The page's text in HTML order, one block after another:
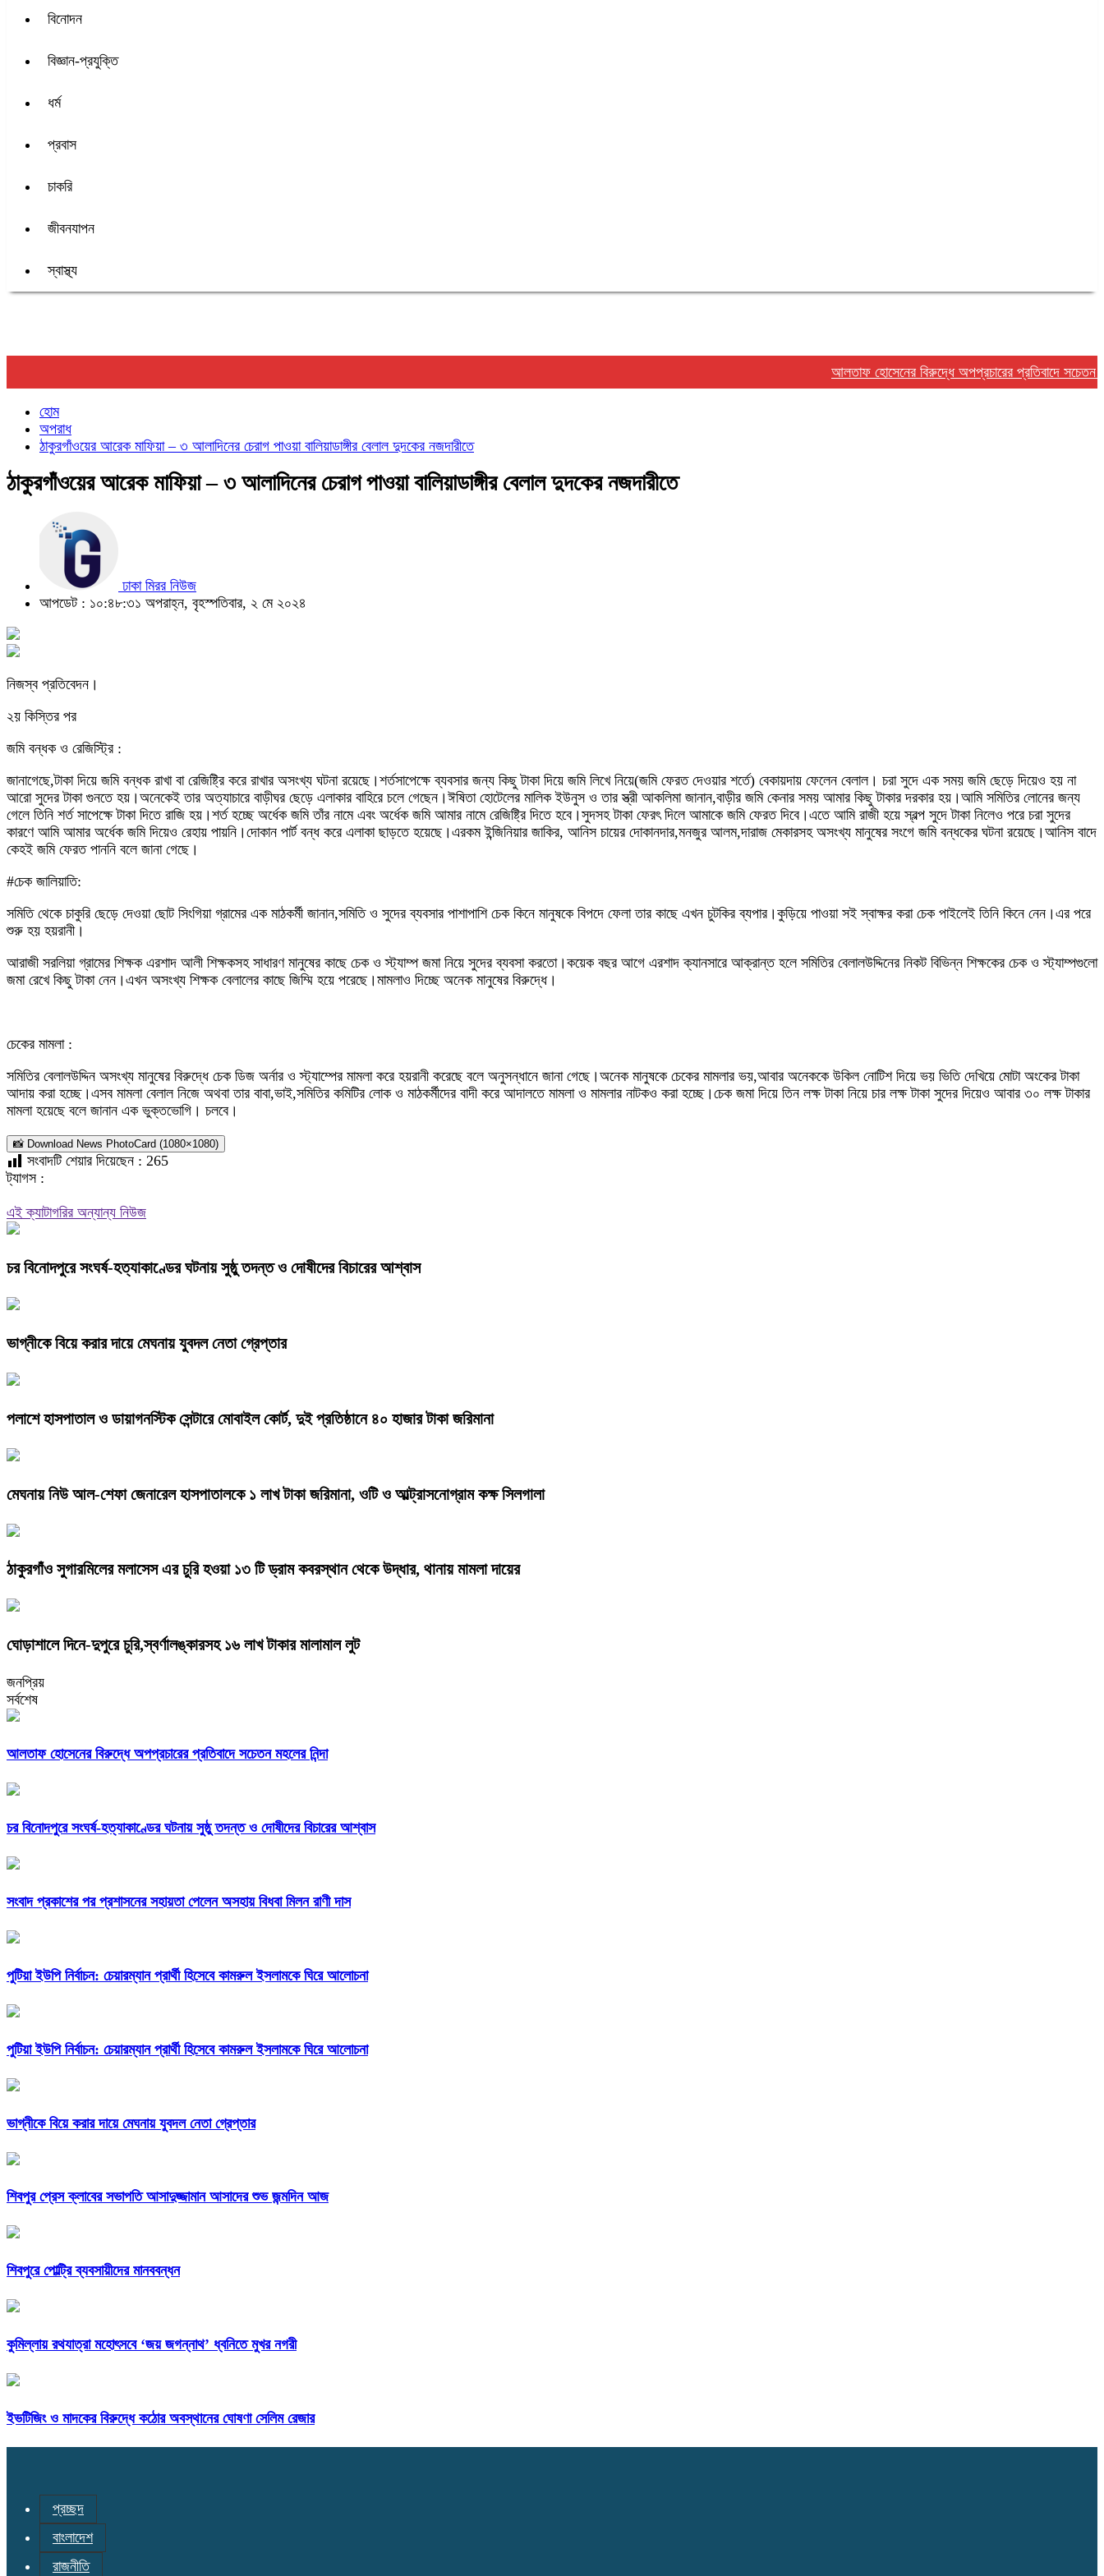
বিনোদন
বিজ্ঞান-প্রযুক্তি
ধর্ম
প্রবাস
চাকরি
জীবনযাপন
স্বাস্থ্য
আলতাফ হোসেনের বিরুদ্ধে অপপ্রচারের প্রতিবাদে সচেতন মহলের
হোম
অপরাধ
ঠাকুরগাঁওয়ের আরেক মাফিয়া – ৩ আলাদিনের চেরাগ পাওয়া বালিয়াডাঙ্গীর বেলাল দুদকের নজদারীতে
ঠাকুরগাঁওয়ের আরেক মাফিয়া – ৩ আলাদিনের চেরাগ পাওয়া বালিয়াডাঙ্গীর বেলাল দুদকের নজদারীতে
ঢাকা মিরর নিউজ
আপডেট : ১০:৪৮:৩১ অপরাহ্ন, বৃহস্পতিবার, ২ মে ২০২৪
নিজস্ব প্রতিবেদন।
২য় কিস্তির পর
জমি বন্ধক ও রেজিস্ট্রি :
জানাগেছে,টাকা দিয়ে জমি বন্ধক রাখা বা রেজিষ্ট্রি করে রাখার অসংখ্য ঘটনা রয়েছে।শর্তসাপেক্ষে ব্যবসার জন্য কিছু টাকা দিয়ে জমি লিখে নিয়ে(জমি ফেরত দেওয়ার শর্তে) বেকায়দায় ফেলেন বেলাল। চরা সুদে এক সময় জমি ছেড়ে দিয়েও হয় না
আরো সুদের টাকা গুনতে হয়।অনেকেই তার অত্যাচারে বাড়ীঘর ছেড়ে এলাকার বাহিরে চলে গেছেন।ঈষিতা হোটেলের মালিক ইউনুস ও তার স্ত্রী আকলিমা জানান,বাড়ীর জমি কেনার সময় আমার কিছু টাকার দরকার হয়।আমি সমিতির লোনের জন্য
গেলে তিনি শর্ত সাপেক্ষে টাকা দিতে রাজি হয়।শর্ত হচ্ছে অর্ধেক জমি তাঁর নামে এবং অর্ধেক জমি আমার নামে রেজিষ্ট্রি দিতে হবে।সুদসহ টাকা ফেরৎ দিলে আমাকে জমি ফেরত দিবে।এতে আমি রাজী হয়ে স্বল্প সুদে টাকা নিলেও পরে চরা সুদের
কারণে আমি আমার অর্ধেক জমি দিয়েও রেহায় পায়নি।দোকান পার্ট বন্ধ করে এলাকা ছাড়তে হয়েছে।এরকম ইন্জিনিয়ার জাকির, আনিস চায়ের দোকানদার,মনজুর আলম,দারাজ মেকারসহ অসংখ্য মানুষের সংগে জমি বন্ধকের ঘটনা রয়েছে।আনিস বাদে
কেহই জমি ফেরত পাননি বলে জানা গেছে।
#চেক জালিয়াতি:
সমিতি থেকে চাকুরি ছেড়ে দেওয়া ছোট সিংগিয়া গ্রামের এক মাঠকর্মী জানান,সমিতি ও সুদের ব্যবসার পাশাপাশি চেক কিনে মানুষকে বিপদে ফেলা তার কাছে এখন চুটকির ব্যপার।কুড়িয়ে পাওয়া সই স্বাক্ষর করা চেক পাইলেই তিনি কিনে নেন।এর পরে
শুরু হয় হয়রানী।
আরাজী সরলিয়া গ্রামের শিক্ষক এরশাদ আলী শিক্ষকসহ সাধারণ মানুষের কাছে চেক ও স্ট্যাম্প জমা নিয়ে সুদের ব্যবসা করতো।কয়েক বছর আগে এরশাদ ক্যানসারে আক্রান্ত হলে সমিতির বেলালউদ্দিনের নিকট বিভিন্ন শিক্ষকের চেক ও স্ট্যাম্পগুলো
জমা রেখে কিছু টাকা নেন।এখন অসংখ্য শিক্ষক বেলালের কাছে জিম্মি হয়ে পরেছে।মামলাও দিচ্ছে অনেক মানুষের বিরুদ্ধে।
চেকের মামলা :
সমিতির বেলালউদ্দিন অসংখ্য মানুষের বিরুদ্ধে চেক ডিজ অর্নার ও স্ট্যাম্পের মামলা করে হয়রানী করেছে বলে অনুসন্ধানে জানা গেছে।অনেক মানুষকে চেকের মামলার ভয়,আবার অনেককে উকিল নোটিশ দিয়ে ভয় ভিতি দেখিয়ে মোটা অংকের টাকা
আদায় করা হচ্ছে।এসব মামলা বেলাল নিজে অথবা তার বাবা,ভাই,সমিতির কমিটির লোক ও মাঠকর্মীদের বাদী করে আদালতে মামলা ও মামলার নাটকও করা হচ্ছে।চেক জমা দিয়ে তিন লক্ষ টাকা নিয়ে চার লক্ষ টাকা সুদের দিয়েও আবার ৩০ লক্ষ টাকার
মামলা হয়েছে বলে জানান এক ভুক্তভোগি। চলবে।
📸 Download News PhotoCard (1080×1080)
সংবাদটি শেয়ার দিয়েছেন : 265
ট্যাগস :
এই ক্যাটাগরির অন্যান্য নিউজ
চর বিনোদপুরে সংঘর্ষ-হত্যাকাণ্ডের ঘটনায় সুষ্ঠু তদন্ত ও দোষীদের বিচারের আশ্বাস
ভাগ্নীকে বিয়ে করার দায়ে মেঘনায় যুবদল নেতা গ্রেপ্তার
পলাশে হাসপাতাল ও ডায়াগনস্টিক সেন্টারে মোবাইল কোর্ট, দুই প্রতিষ্ঠানে ৪০ হাজার টাকা জরিমানা
মেঘনায় নিউ আল-শেফা জেনারেল হাসপাতালকে ১ লাখ টাকা জরিমানা, ওটি ও আল্ট্রাসনোগ্রাম কক্ষ সিলগালা
ঠাকুরগাঁও সুগারমিলের মলাসেস এর চুরি হওয়া ১৩ টি ড্রাম কবরস্থান থেকে উদ্ধার, থানায় মামলা দায়ের
ঘোড়াশালে দিনে-দুপুরে চুরি,স্বর্ণালঙ্কারসহ ১৬ লাখ টাকার মালামাল লুট
জনপ্রিয়
সর্বশেষ
আলতাফ হোসেনের বিরুদ্ধে অপপ্রচারের প্রতিবাদে সচেতন মহলের নিন্দা
চর বিনোদপুরে সংঘর্ষ-হত্যাকাণ্ডের ঘটনায় সুষ্ঠু তদন্ত ও দোষীদের বিচারের আশ্বাস
সংবাদ প্রকাশের পর প্রশাসনের সহায়তা পেলেন অসহায় বিধবা মিলন রাণী দাস
পুটিয়া ইউপি নির্বাচন: চেয়ারম্যান প্রার্থী হিসেবে কামরুল ইসলামকে ঘিরে আলোচনা
পুটিয়া ইউপি নির্বাচন: চেয়ারম্যান প্রার্থী হিসেবে কামরুল ইসলামকে ঘিরে আলোচনা
ভাগ্নীকে বিয়ে করার দায়ে মেঘনায় যুবদল নেতা গ্রেপ্তার
শিবপুর প্রেস ক্লাবের সভাপতি আসাদুজ্জামান আসাদের শুভ জন্মদিন আজ
শিবপুরে পোল্ট্রি ব্যবসায়ীদের মানববন্ধন
কুমিল্লায় রথযাত্রা মহোৎসবে ‘জয় জগন্নাথ’ ধ্বনিতে মুখর নগরী
ইভটিজিং ও মাদকের বিরুদ্ধে কঠোর অবস্থানের ঘোষণা সেলিম রেজার
প্রচ্ছদ
বাংলাদেশ
রাজনীতি